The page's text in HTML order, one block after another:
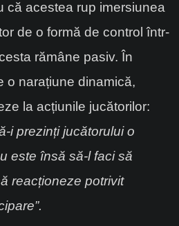
că acestea rup imersiunea
de o formă de control într-
rămâne pasiv. În
o narațiune dinamică,
la acțiunile jucătorilor:
i prezinți jucătorului o
este însă să-l faci să
reacționeze potrivit